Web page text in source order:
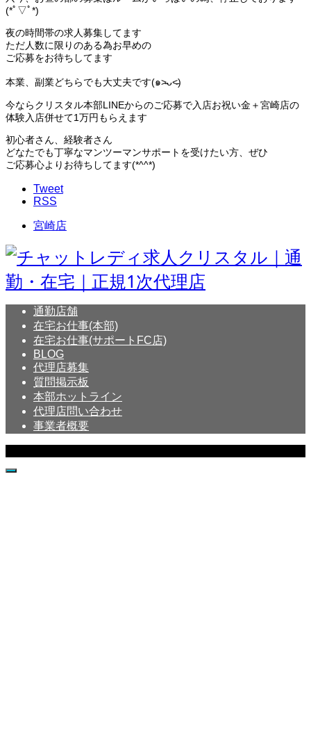
(*ﾟ▽ﾟ*)
夜の時間帯の求人募集してます
ただ人数に限りのある為お早めの
ご応募をお待ちしてます
本業、副業どちらでも大丈夫です(๑˃̵ᴗ˂̵)
今ならクリスタル本部LINEからのご応募で入店お祝い金＋宮崎店の
体験入店併せて1万円もらえます
初心者さん、経験者さん
どなたでも丁寧なマンツーマンサポートを受けたい方、ぜひ
ご応募心よりお待ちしてます(*^^*)
Tweet
RSS
宮崎店
通勤店舗
在宅お仕事(本部)
在宅お仕事(サポートFC店)
BLOG
代理店募集
質問掲示板
本部ホットライン
代理店問い合わせ
事業者概要